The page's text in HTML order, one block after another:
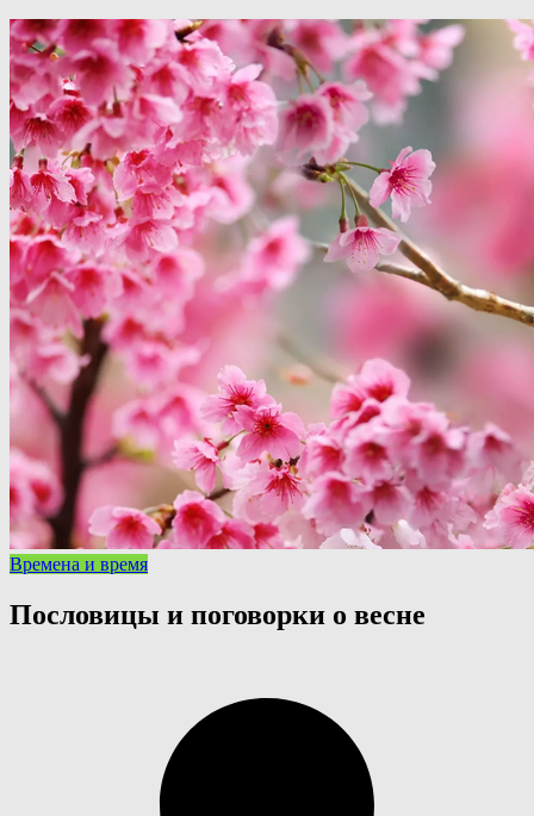
Времена и время
Пословицы и поговорки о весне